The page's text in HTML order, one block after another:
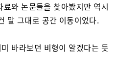
와 논문들을 찾아봤지만 역시
말 그대로 공간 이동이었다.
바라보던 비형이 알겠다는 듯